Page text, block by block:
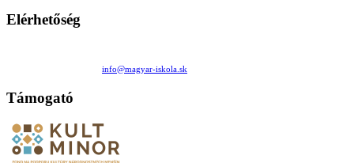
Elérhetőség
info@magyar-iskola.sk
Támogató